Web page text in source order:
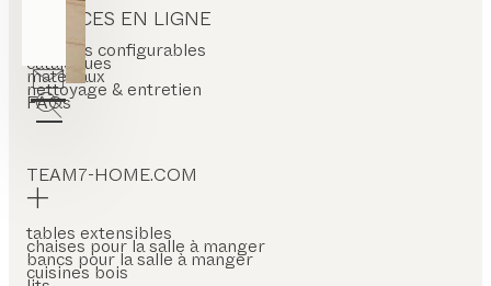
SERVICES EN LIGNE
produits configurables
catalogues
matériaux
nettoyage & entretien
FAQs
TEAM7-HOME.COM
tables extensibles
chaises pour la salle à manger
bancs pour la salle à manger
cuisines bois